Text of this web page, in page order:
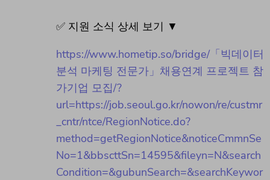
✅ 지원 소식 상세 보기 ▼
https://www.hometip.so/bridge/「빅데이터
분석 마케팅 전문가」채용연계 프로젝트 참
가기업 모집/?
url=https://job.seoul.go.kr/nowon/re/custmr
_cntr/ntce/RegionNotice.do?
method=getRegionNotice&noticeCmmnSe
No=1&bbscttSn=14595&fileyn=N&search
Condition=&gubunSearch=&searchKeywor